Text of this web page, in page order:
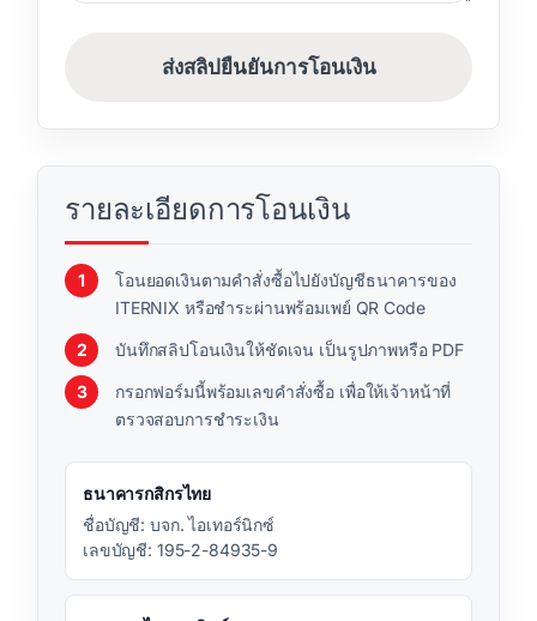
ส่งสลิปยืนยันการโอนเงิน
รายละเอียดการโอนเงิน
โอนยอดเงินตามคำสั่งซื้อไปยังบัญชีธนาคารของ
ITERNIX หรือชำระผ่านพร้อมเพย์ QR Code
บันทึกสลิปโอนเงินให้ชัดเจน เป็นรูปภาพหรือ PDF
กรอกฟอร์มนี้พร้อมเลขคำสั่งซื้อ เพื่อให้เจ้าหน้าที่
ตรวจสอบการชำระเงิน
ธนาคารกสิกรไทย
ชื่อบัญชี: บจก. ไอเทอร์นิกซ์
เลขบัญชี: 195-2-84935-9